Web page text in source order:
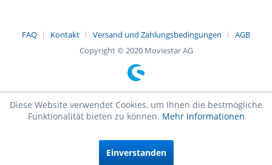
FAQ Kontakt Versand und Zahlungsbedingungen
AGB
Copyright © 2020 Moviestar AG
Diese Website verwendet Cookies, um Ihnen die bestmögliche
Funktionalität bieten zu können. Mehr Informationen
Einverstanden